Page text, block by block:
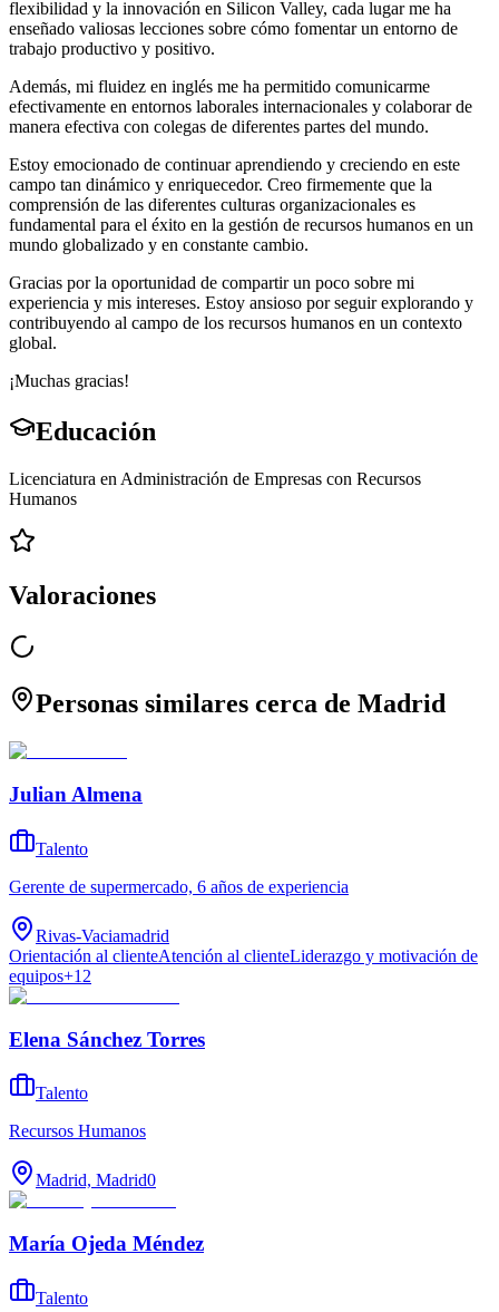
flexibilidad y la innovación en Silicon Valley, cada lugar me ha
enseñado valiosas lecciones sobre cómo fomentar un entorno de
trabajo productivo y positivo.
Además, mi fluidez en inglés me ha permitido comunicarme
efectivamente en entornos laborales internacionales y colaborar de
manera efectiva con colegas de diferentes partes del mundo.
Estoy emocionado de continuar aprendiendo y creciendo en este
campo tan dinámico y enriquecedor. Creo firmemente que la
comprensión de las diferentes culturas organizacionales es
fundamental para el éxito en la gestión de recursos humanos en un
mundo globalizado y en constante cambio.
Gracias por la oportunidad de compartir un poco sobre mi
experiencia y mis intereses. Estoy ansioso por seguir explorando y
contribuyendo al campo de los recursos humanos en un contexto
global.
¡Muchas gracias!
Educación
Licenciatura en Administración de Empresas con Recursos
Humanos
Valoraciones
Personas similares cerca de Madrid
Julian Almena
Talento
Gerente de supermercado, 6 años de experiencia
Rivas-Vaciamadrid
Orientación al clienteAtención al clienteLiderazgo y motivación de
equipos+12
Elena Sánchez Torres
Talento
Recursos Humanos
Madrid, Madrid0
María Ojeda Méndez
Talento